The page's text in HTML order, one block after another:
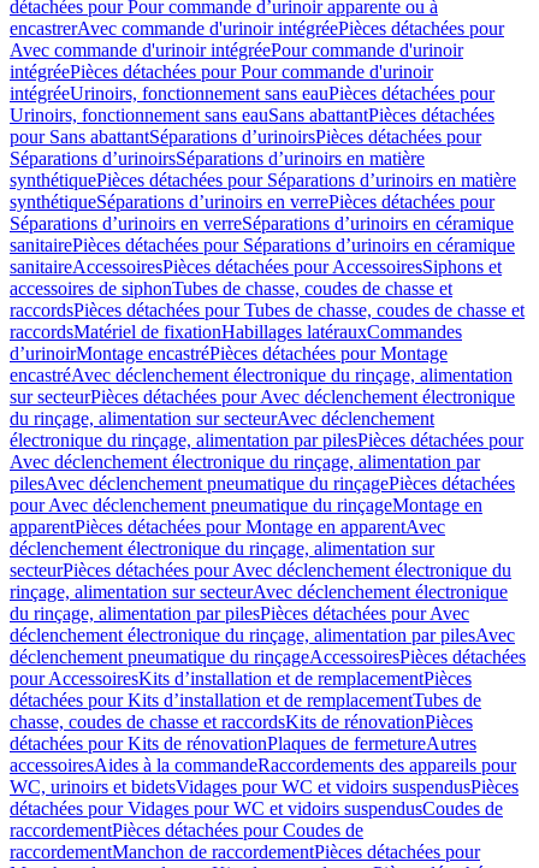
détachées pour Pour commande d’urinoir apparente ou à
encastrerAvec commande d'urinoir intégréePièces détachées pour
Avec commande d'urinoir intégréePour commande d'urinoir
intégréePièces détachées pour Pour commande d'urinoir
intégréeUrinoirs, fonctionnement sans eauPièces détachées pour
Urinoirs, fonctionnement sans eauSans abattantPièces détachées
pour Sans abattantSéparations d’urinoirsPièces détachées pour
Séparations d’urinoirsSéparations d’urinoirs en matière
synthétiquePièces détachées pour Séparations d’urinoirs en matière
synthétiqueSéparations d’urinoirs en verrePièces détachées pour
Séparations d’urinoirs en verreSéparations d’urinoirs en céramique
sanitairePièces détachées pour Séparations d’urinoirs en céramique
sanitaireAccessoiresPièces détachées pour AccessoiresSiphons et
accessoires de siphonTubes de chasse, coudes de chasse et
raccordsPièces détachées pour Tubes de chasse, coudes de chasse et
raccordsMatériel de fixationHabillages latérauxCommandes
dʼurinoirMontage encastréPièces détachées pour Montage
encastréAvec déclenchement électronique du rinçage, alimentation
sur secteurPièces détachées pour Avec déclenchement électronique
du rinçage, alimentation sur secteurAvec déclenchement
électronique du rinçage, alimentation par pilesPièces détachées pour
Avec déclenchement électronique du rinçage, alimentation par
pilesAvec déclenchement pneumatique du rinçagePièces détachées
pour Avec déclenchement pneumatique du rinçageMontage en
apparentPièces détachées pour Montage en apparentAvec
déclenchement électronique du rinçage, alimentation sur
secteurPièces détachées pour Avec déclenchement électronique du
rinçage, alimentation sur secteurAvec déclenchement électronique
du rinçage, alimentation par pilesPièces détachées pour Avec
déclenchement électronique du rinçage, alimentation par pilesAvec
déclenchement pneumatique du rinçageAccessoiresPièces détachées
pour AccessoiresKits d’installation et de remplacementPièces
détachées pour Kits d’installation et de remplacementTubes de
chasse, coudes de chasse et raccordsKits de rénovationPièces
détachées pour Kits de rénovationPlaques de fermetureAutres
accessoiresAides à la commandeRaccordements des appareils pour
WC, urinoirs et bidetsVidages pour WC et vidoirs suspendusPièces
détachées pour Vidages pour WC et vidoirs suspendusCoudes de
raccordementPièces détachées pour Coudes de
raccordementManchon de raccordementPièces détachées pour